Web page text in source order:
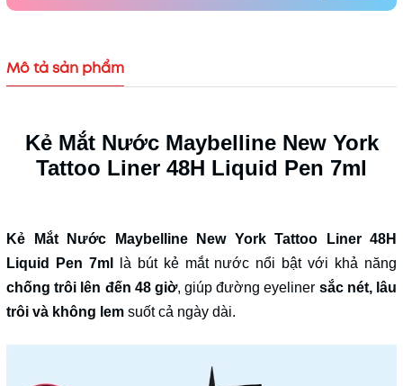
Mô tả sản phẩm
Kẻ Mắt Nước Maybelline New York
Tattoo Liner 48H Liquid Pen 7ml
Kẻ Mắt Nước Maybelline New York Tattoo Liner 48H
Liquid Pen 7ml
là bút kẻ mắt nước nổi bật với khả năng
chống trôi lên đến 48 giờ, giúp đường eyeliner sắc nét, lâu
trôi và không lem suốt cả ngày dài.